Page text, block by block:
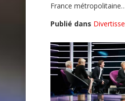
France
Publié dans